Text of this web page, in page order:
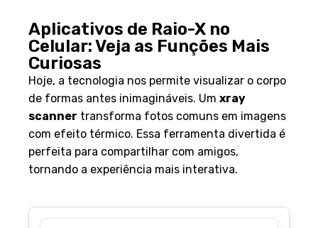
Aplicativos de Raio-X no
Celular: Veja as Funções Mais
Curiosas
Hoje, a tecnologia nos permite visualizar o corpo
de formas antes inimagináveis. Um xray
scanner transforma fotos comuns em imagens
com efeito térmico. Essa ferramenta divertida é
perfeita para compartilhar com amigos,
tornando a experiência mais interativa.